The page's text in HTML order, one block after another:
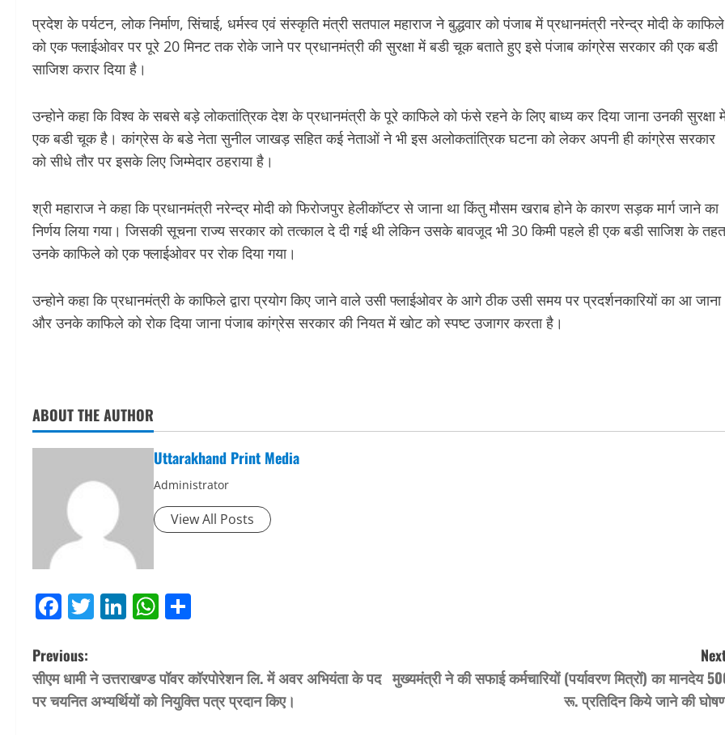
प्रदेश के पर्यटन, लोक निर्माण, सिंचाई, धर्मस्व एवं संस्कृति मंत्री सतपाल महाराज ने बुद्धवार को पंजाब में प्रधानमंत्री नरेन्द्र मोदी के काफिले
को एक फ्लाईओवर पर पूरे 20 मिनट तक रोके जाने पर प्रधानमंत्री की सुरक्षा में बडी चूक बताते हुए इसे पंजाब कांंग्रेस सरकार की एक बडी
साजिश करार दिया है।
उन्होने कहा कि विश्व के सबसे बड़े लोकतांत्रिक देश के प्रधानमंत्री के पूरे काफिले को फंसे रहने के लिए बाध्य कर दिया जाना उनकी सुरक्षा
एक बडी चूक है। कांग्रेस के बडे नेता सुनील जाखड़ सहित कई नेताओं ने भी इस अलोकतांत्रिक घटना को लेकर अपनी ही कांग्रेस सरकार
को सीधे तौर पर इसके लिए जिम्मेदार ठहराया है।
श्री महाराज ने कहा कि प्रधानमंत्री नरेन्द्र मोदी को फिरोजपुर हेलीकॉप्टर से जाना था किंतु मौसम खराब होने के कारण सड़क मार्ग जाने का
निर्णय लिया गया। जिसकी सूचना राज्य सरकार को तत्काल दे दी गई थी लेकिन उसके बावजूद भी 30 किमी पहले ही एक बडी साजिश के तहत
उनके काफिले को एक फ्लाईओवर पर रोक दिया गया।
उन्होने कहा कि प्रधानमंत्री के काफिले द्वारा प्रयोग किए जाने वाले उसी फ्लाईओवर के आगे ठीक उसी समय पर प्रदर्शनकारियों का आ जाना
और उनके काफिले को रोक दिया जाना पंजाब कांग्रेस सरकार की नियत में खोट को स्पष्ट उजागर करता है।
ABOUT THE AUTHOR
Uttarakhand Print Media
Administrator
View All Posts
Facebook
Twitter
LinkedIn
WhatsApp
P
o
Previous:
सीएम धामी ने उत्तराखण्ड पॉवर कॉरपोरेशन लि. में अवर अभियंता के पद
पर चयनित अभ्यर्थियों को नियुक्ति पत्र प्रदान किए।
मुख्यमंत्री ने की सफाई कर्मचारियों (पर्यावरण मित्रों) का मानदेय
रू. प्रतिदिन किये जाने की